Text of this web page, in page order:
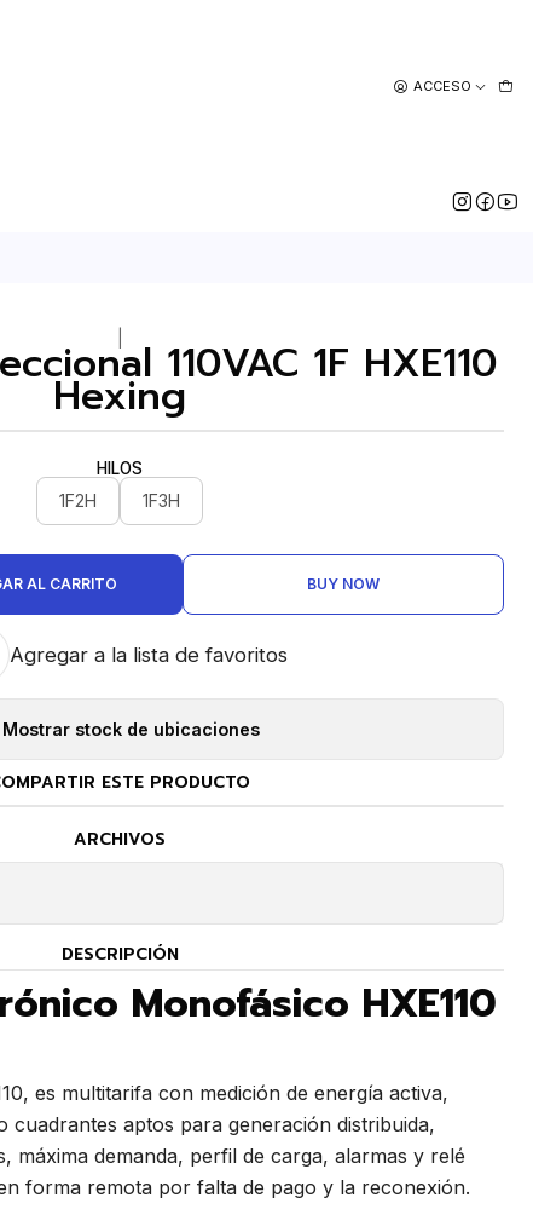
ACCESO
110VAC 1F HXE110
Hexing
HILOS
1F2H 1F3H
AL CARRITO BUY NOW
Agregar a la lista de favoritos
Mostrar stock de ubicaciones
ESTE PRODUCTO
ARCHIVOS
DESCRIPCIÓN
Monofásico HXE110
es multitarifa con medición de energía activa,
cuadrantes aptos para generación distribuida,
máxima demanda, perfil de carga, alarmas y relé
forma remota por falta de pago y la reconexión.